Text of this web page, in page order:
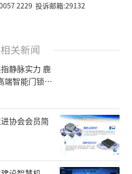
2229 投诉邮箱:29132
相关新闻
静脉实力 鹿
端智能门锁行
协会会员简